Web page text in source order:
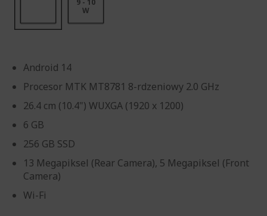
Android 14
Procesor MTK MT8781 8-rdzeniowy 2.0 GHz
26.4 cm (10.4") WUXGA (1920 x 1200)
6 GB
256 GB SSD
13 Megapiksel (Rear Camera), 5 Megapiksel (Front
Camera)
Wi-Fi
W